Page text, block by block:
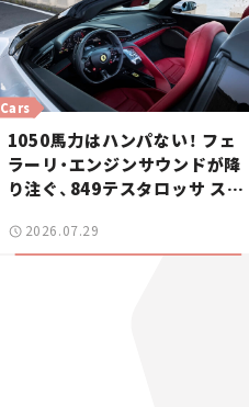
Cars
1050馬力はハンパない！ フェ
ラーリ・エンジンサウンドが降
り注ぐ、849テスタロッサ スパ
2026.07.29